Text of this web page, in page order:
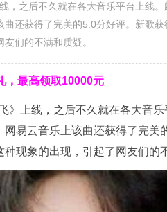
，之后不久就在各大音乐平台上线
还获得了完美的5.0分好评。新歌
们的不满和质疑。
，最高领取10000元
》上线，之后不久就在各大音
易云音乐上该曲还获得了完美
现象的出现，引起了网友们的